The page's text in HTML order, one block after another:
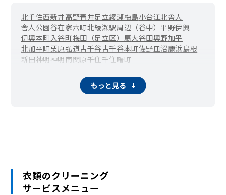
北千住西新井高野青井足立綾瀬梅島小台江北舎人
舎人公園谷在家六町北綾瀬駅周辺（谷中）平野伊興
伊興本町入谷町梅田（足立区） 扇大谷田興野加平
北加平町栗原弘道古千谷古千谷本町佐野皿沼鹿浜島根
新田神明神明南関原千住千住曙町
千住関屋町千住龍田町
千住橋戸町 千住緑町千住宮元町
もっと見る
衣類のクリーニング
サービスメニュー